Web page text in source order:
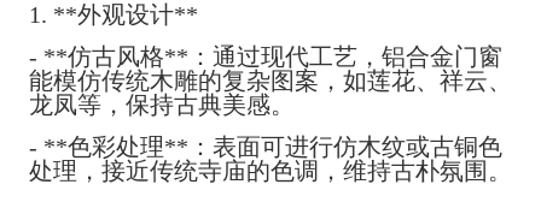
1. **外观设计**
- **仿古风格**：通过现代工艺，铝合金门窗
能模仿传统木雕的复杂图案，如莲花、祥云、
龙凤等，保持古典美感。
- **色彩处理**：表面可进行仿木纹或古铜色
处理，接近传统寺庙的色调，维持古朴氛围。